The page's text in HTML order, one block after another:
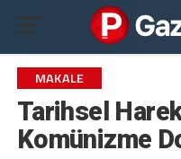
MAKALE
Tarihsel
Komünizme